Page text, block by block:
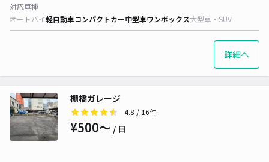
対応車種
オートバイ軽自動車コンパクトカー中型車ワンボックス大型車・SUV
詳細へ
棚橋ガレージ
4.8 / 16件
¥500〜 / 日